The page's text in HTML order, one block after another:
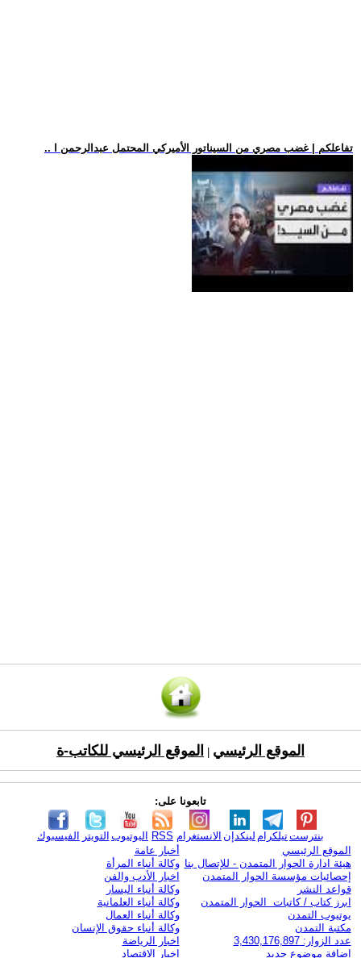
.. تفاعلكم | غضب مصري من السيناتور الأميركي المحتمل عبدالرحمن ا
الموقع الرئيسي الموقع الرئيسي للكاتب-ة
تابعونا على:
الفيسبوك التويتر اليوتيوب RSS الانستغرام لينكدإن تيلكرامبنترست
الموقع الرئيسي
هيئة ادارة الحوار المتمدن - للإتصال بنا
إحصائيات مؤسسة الحوار المتمدن
قواعد النشر
ابرز كتاب / كاتبات الحوار المتمدن
يوتيوب التمدن
مكتبة التمدن
عدد الزوار: 3,430,176,897
اضافة موضوع جديد
أخبار عامة
وكالة أنباء المرأة
اخبار الأدب والفن
وكالة أنباء اليسار
وكالة أنباء العلمانية
وكالة أنباء العمال
وكالة أنباء حقوق الإنسان
اخبار الرياضة
اخبار الاقتصاد